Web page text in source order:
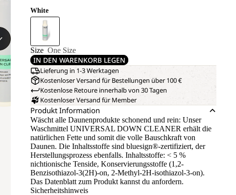
White
Size One Size
IN DEN WARENKORB LEGEN
Lieferung in 1-3 Werktagen
Kostenloser Versand für Bestellungen über 100 €
Kostenlose Retoure innerhalb von 30 Tagen
Kostenloser Versand für Member
Produkt Information
Wäscht alle Daunenprodukte schonend und rein: Unser
Waschmittel UNIVERSAL DOWN CLEANER erhält die
natürlichen Fette und somit die volle Bauschkraft von
Daunen. Die Inhaltsstoffe sind bluesign®-zertifiziert, der
Herstellungsprozess ebenfalls. Inhaltsstoffe: < 5 %
nichtionische Tenside, Konservierungsstoffe (1,2-
Benzisothiazol-3(2H)-on, 2-Methyl-2H-isothiazol-3-on).
Das Datenblatt zum Produkt kannst du anfordern.
Sicherheitshinweis